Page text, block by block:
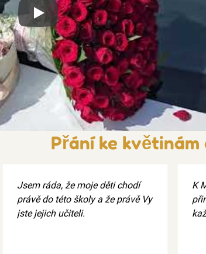
Xxx
Přání ke květinám
Jsem ráda, že moje děti chodí
právě do této školy a že právě Vy
jste jejich učiteli.
K